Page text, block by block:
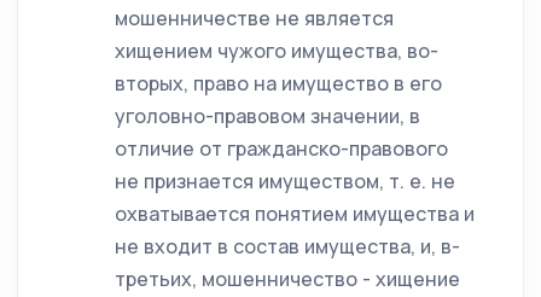
мошенничестве не является
хищением чужого имущества, во-
вторых, право на имущество в его
уголовно-правовом значении, в
отличие от гражданско-правового
не признается имуществом, т. е. не
охватывается понятием имущества и
не входит в состав имущества, и, в-
третьих, мошенничество - хищение